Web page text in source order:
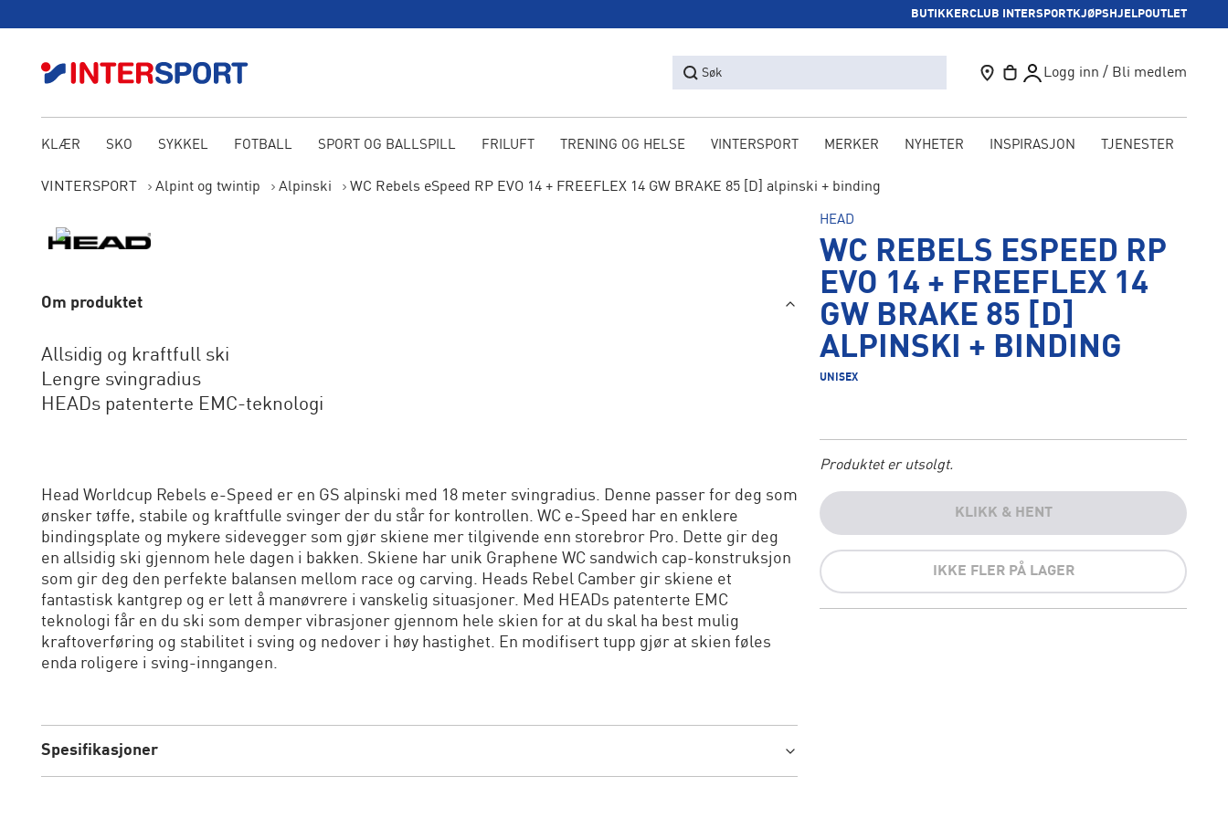
BUTIKKERCLUB INTERSPORTKJØPSHJELPOUTLET
Søk Logg inn / Bli medlem
KLÆR SKO SYKKEL FOTBALL SPORT OG BALLSPILL FRILUFT TRENING OG HELSE VINTERSPORT MERKER NYHETER INSPIRASJON TJENESTER
VINTERSPORT Alpint og twintip Alpinski WC Rebels eSpeed RP EVO 14 + FREEFLEX 14 GW BRAKE 85 [D] alpinski + binding
Om produktet
Allsidig og kraftfull ski
Lengre svingradius
HEADs patenterte EMC-teknologi
Head Worldcup Rebels e-Speed er en GS alpinski med 18 meter svingradius. Denne passer for deg som
ønsker tøffe, stabile og kraftfulle svinger der du står for kontrollen. WC e-Speed har en enklere
bindingsplate og mykere sidevegger som gjør skiene mer tilgivende enn storebror Pro. Dette gir deg
en allsidig ski gjennom hele dagen i bakken. Skiene har unik Graphene WC sandwich cap-konstruksjon
som gir deg den perfekte balansen mellom race og carving. Heads Rebel Camber gir skiene et
fantastisk kantgrep og er lett å manøvrere i vanskelig situasjoner. Med HEADs patenterte EMC
teknologi får en du ski som demper vibrasjoner gjennom hele skien for at du skal ha best mulig
kraftoverføring og stabilitet i sving og nedover i høy hastighet. En modifisert tupp gjør at skien føles
enda roligere i sving-inngangen.
Spesifikasjoner
HEAD
WC REBELS ESPEED RP
EVO 14 + FREEFLEX 14
GW BRAKE 85 [D]
ALPINSKI + BINDING
UNISEX
Produktet er utsolgt.
KLIKK & HENT
IKKE FLER PÅ LAGER